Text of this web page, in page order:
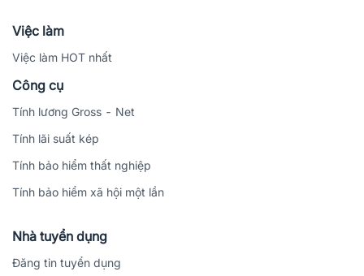
Việc làm
Việc làm HOT nhất
Công cụ
Tính lương Gross - Net
Tính lãi suất kép
Tính bảo hiểm thất nghiệp
Tính bảo hiểm xã hội một lần
Nhà tuyển dụng
Đăng tin tuyển dụng